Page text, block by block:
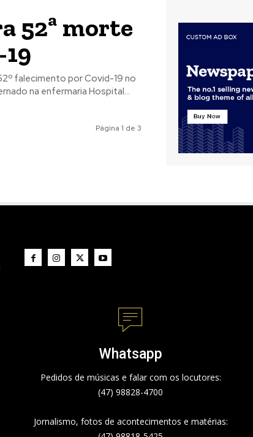
52ª morte
falecimento por Covid-19 no
na enfermaria Hospital...
Página 1 de 3
Whatsapp
Pedidos de músicas e falar com os locutores:
(47) 98828-4700
Jornalismo, fotos de acontecimentos e matérias: